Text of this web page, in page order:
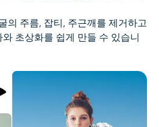
의 주름, 잡티, 주근깨를 제거하고
초상화를 쉽게 만들 수 있습니